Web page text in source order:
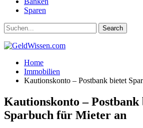
Sparen
Home
Immobilien
Kautionskonto – Postbank bietet
Kautionskonto – Postbank
Sparbuch für Mieter an